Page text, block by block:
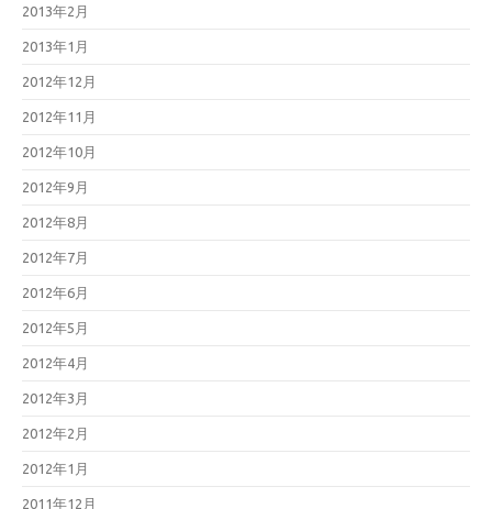
2013年2月
2013年1月
2012年12月
2012年11月
2012年10月
2012年9月
2012年8月
2012年7月
2012年6月
2012年5月
2012年4月
2012年3月
2012年2月
2012年1月
2011年12月